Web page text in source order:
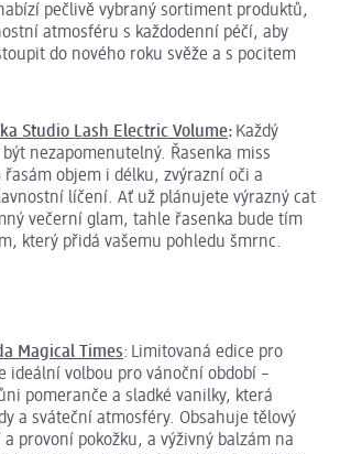
pečlivě vybraný sortiment produktů,
atmosféru s každodenní péčí, aby
do nového roku svěže a s pocitem
Studio Lash Electric Volume: Každý
nezapomenutelný. Řasenka miss
řasám objem i délku, zvýrazní oči a
líčení. Ať už plánujete výrazný cat
večerní glam, tahle řasenka bude tím
který přidá vašemu pohledu šmrnc.
Magical Times: Limitovaná edice pro
ideální volbou pro vánoční období –
pomeranče a sladké vanilky, která
a sváteční atmosféry. Obsahuje tělový
provoní pokožku, a výživný balzám na